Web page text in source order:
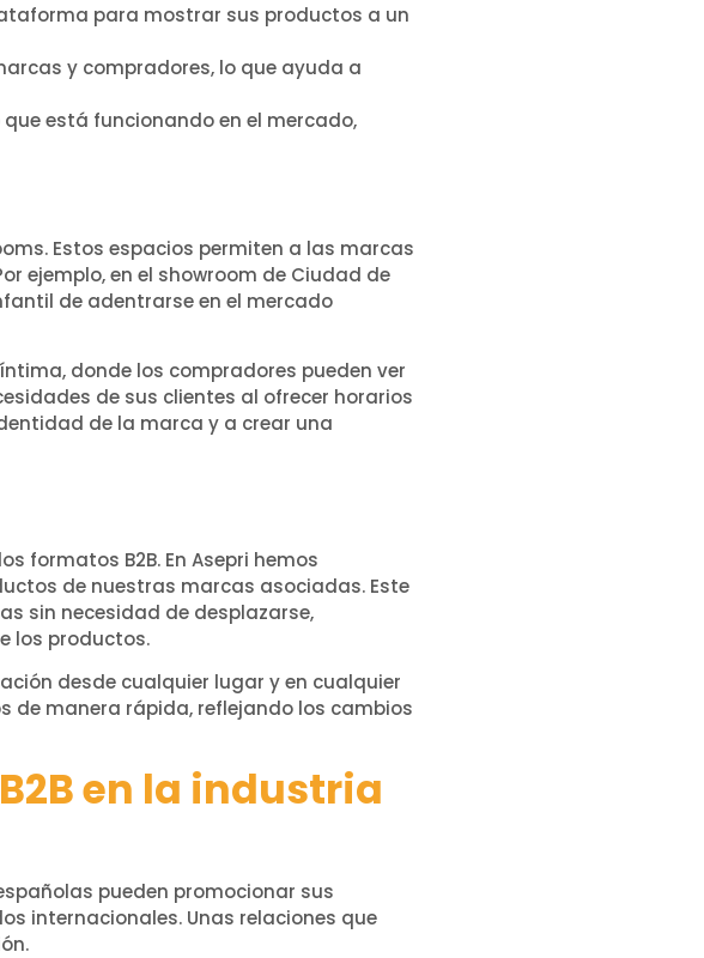
para mostrar sus productos a un
y compradores, lo que ayuda a
está funcionando en el mercado,
Estos espacios permiten a las marcas
ejemplo, en el showroom de Ciudad de
de adentrarse en el mercado
donde los compradores pueden ver
de sus clientes al ofrecer horarios
de la marca y a crear una
formatos B2B. En Asepri hemos
de nuestras marcas asociadas. Este
sin necesidad de desplazarse,
los productos.
desde cualquier lugar y en cualquier
de manera rápida, reflejando los cambios
en la industria
pueden promocionar sus
internacionales. Unas relaciones que